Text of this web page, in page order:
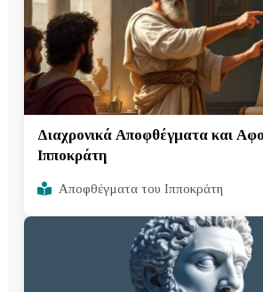
Διαχρονικά Αποφθέγματα και
Ιπποκράτη
Αποφθέγματα του Ιπποκράτη